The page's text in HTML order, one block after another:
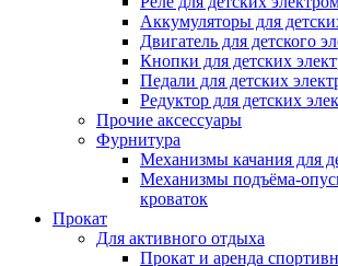
Аккумуляторы для
Двигатель для детского
Кнопки для детских
Педали для детских
Редуктор для детских
Прочие аксессуары
Фурнитура
Механизмы качания для
Механизмы подъёма-
кроваток
Прокат
Для активного отдыха
Прокат и аренда